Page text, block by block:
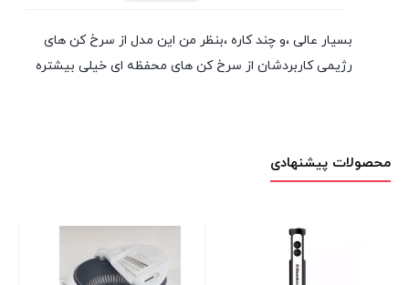
بسیار عالی ،و چند کاره ،بنظر من این مدل از سرخ کن های
رژیمی کاربردشان از سرخ کن های محفظه ای خیلی بیشتره
محصولات پیشنهادی